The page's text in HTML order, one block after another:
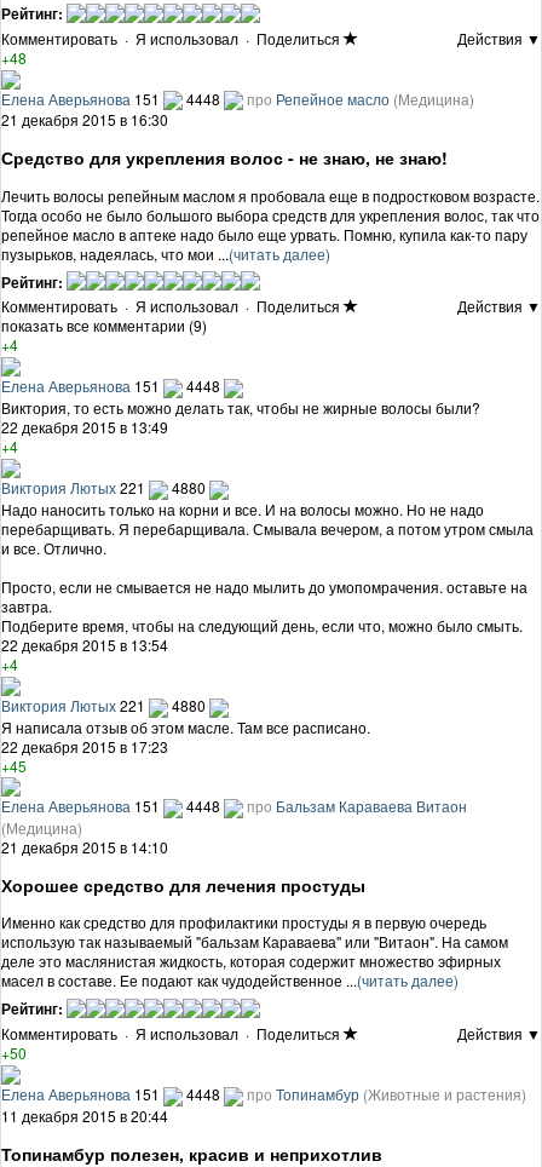
Рейтинг:
Комментировать · Я использовал · Поделиться
Действия ▼
+48
Елена Аверьянова 151 4448 про Репейное масло (Медицина)
21 декабря 2015 в 16:30
Средство для укрепления волос - не знаю, не знаю!
Лечить волосы репейным маслом я пробовала еще в подростковом возрасте.
Тогда особо не было большого выбора средств для укрепления волос, так что
репейное масло в аптеке надо было еще урвать. Помню, купила как-то пару
пузырьков, надеялась, что мои ...(читать далее)
Рейтинг:
Комментировать · Я использовал · Поделиться
Действия ▼
показать все комментарии (9)
+4
Елена Аверьянова 151
4448
Виктория, то есть можно делать так, чтобы не жирные волосы были?
22 декабря 2015 в 13:49
+4
Виктория Лютых221
4880
Надо наносить только на корни и все. И на волосы можно. Но не надо
перебарщивать. Я перебарщивала. Смывала вечером, а потом утром смыла
и все. Отлично.
Просто, если не смывается не надо мылить до умопомрачения. оставьте на
завтра.
Подберите время, чтобы на следующий день, если что, можно было смыть.
22 декабря 2015 в 13:54
+4
Виктория Лютых221
4880
Я написала отзыв об этом масле. Там все расписано.
22 декабря 2015 в 17:23
+45
Елена Аверьянова 151 4448 про Бальзам Караваева Витаон
(Медицина)
21 декабря 2015 в 14:10
Хорошее средство для лечения простуды
Именно как средство для профилактики простуды я в первую очередь
использую так называемый "бальзам Караваева" или "Витаон". На самом
деле это маслянистая жидкость, которая содержит множество эфирных
масел в составе. Ее подают как чудодейственное ...(читать далее)
Рейтинг:
Комментировать · Я использовал · Поделиться
Действия ▼
+50
Елена Аверьянова 151 4448 про Топинамбур (Животные и растения)
11 декабря 2015 в 20:44
Топинамбур полезен, красив и неприхотлив